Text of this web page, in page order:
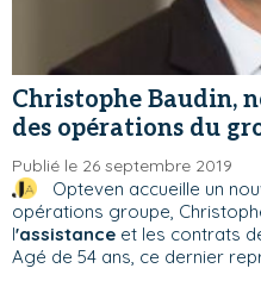
Christophe Baudin,
des opérations du
Publié le 26 septembre 2019
Opteven accueille un
opérations groupe,
l'assistance et les contrats
Agé de 54 ans, ce dernier